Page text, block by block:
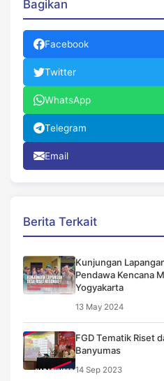
Bagikan
Facebook
Twitter
WhatsApp
Telegram
Email
Berita Terkait
Kunjungan
Pendawa Kencana
Yogyakarta
13 May 2024
FGD Tematik Riset
Banyumas
14 Sep 2023